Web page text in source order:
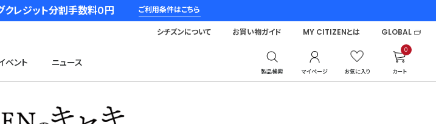
レジット分割手数料０円 ご利用条件はこちら
ベント ニュース
製品検索 マイページ お気に入り
0
カート
シチズンについて お買い物ガイド MY CITIZENとは GLOBAL